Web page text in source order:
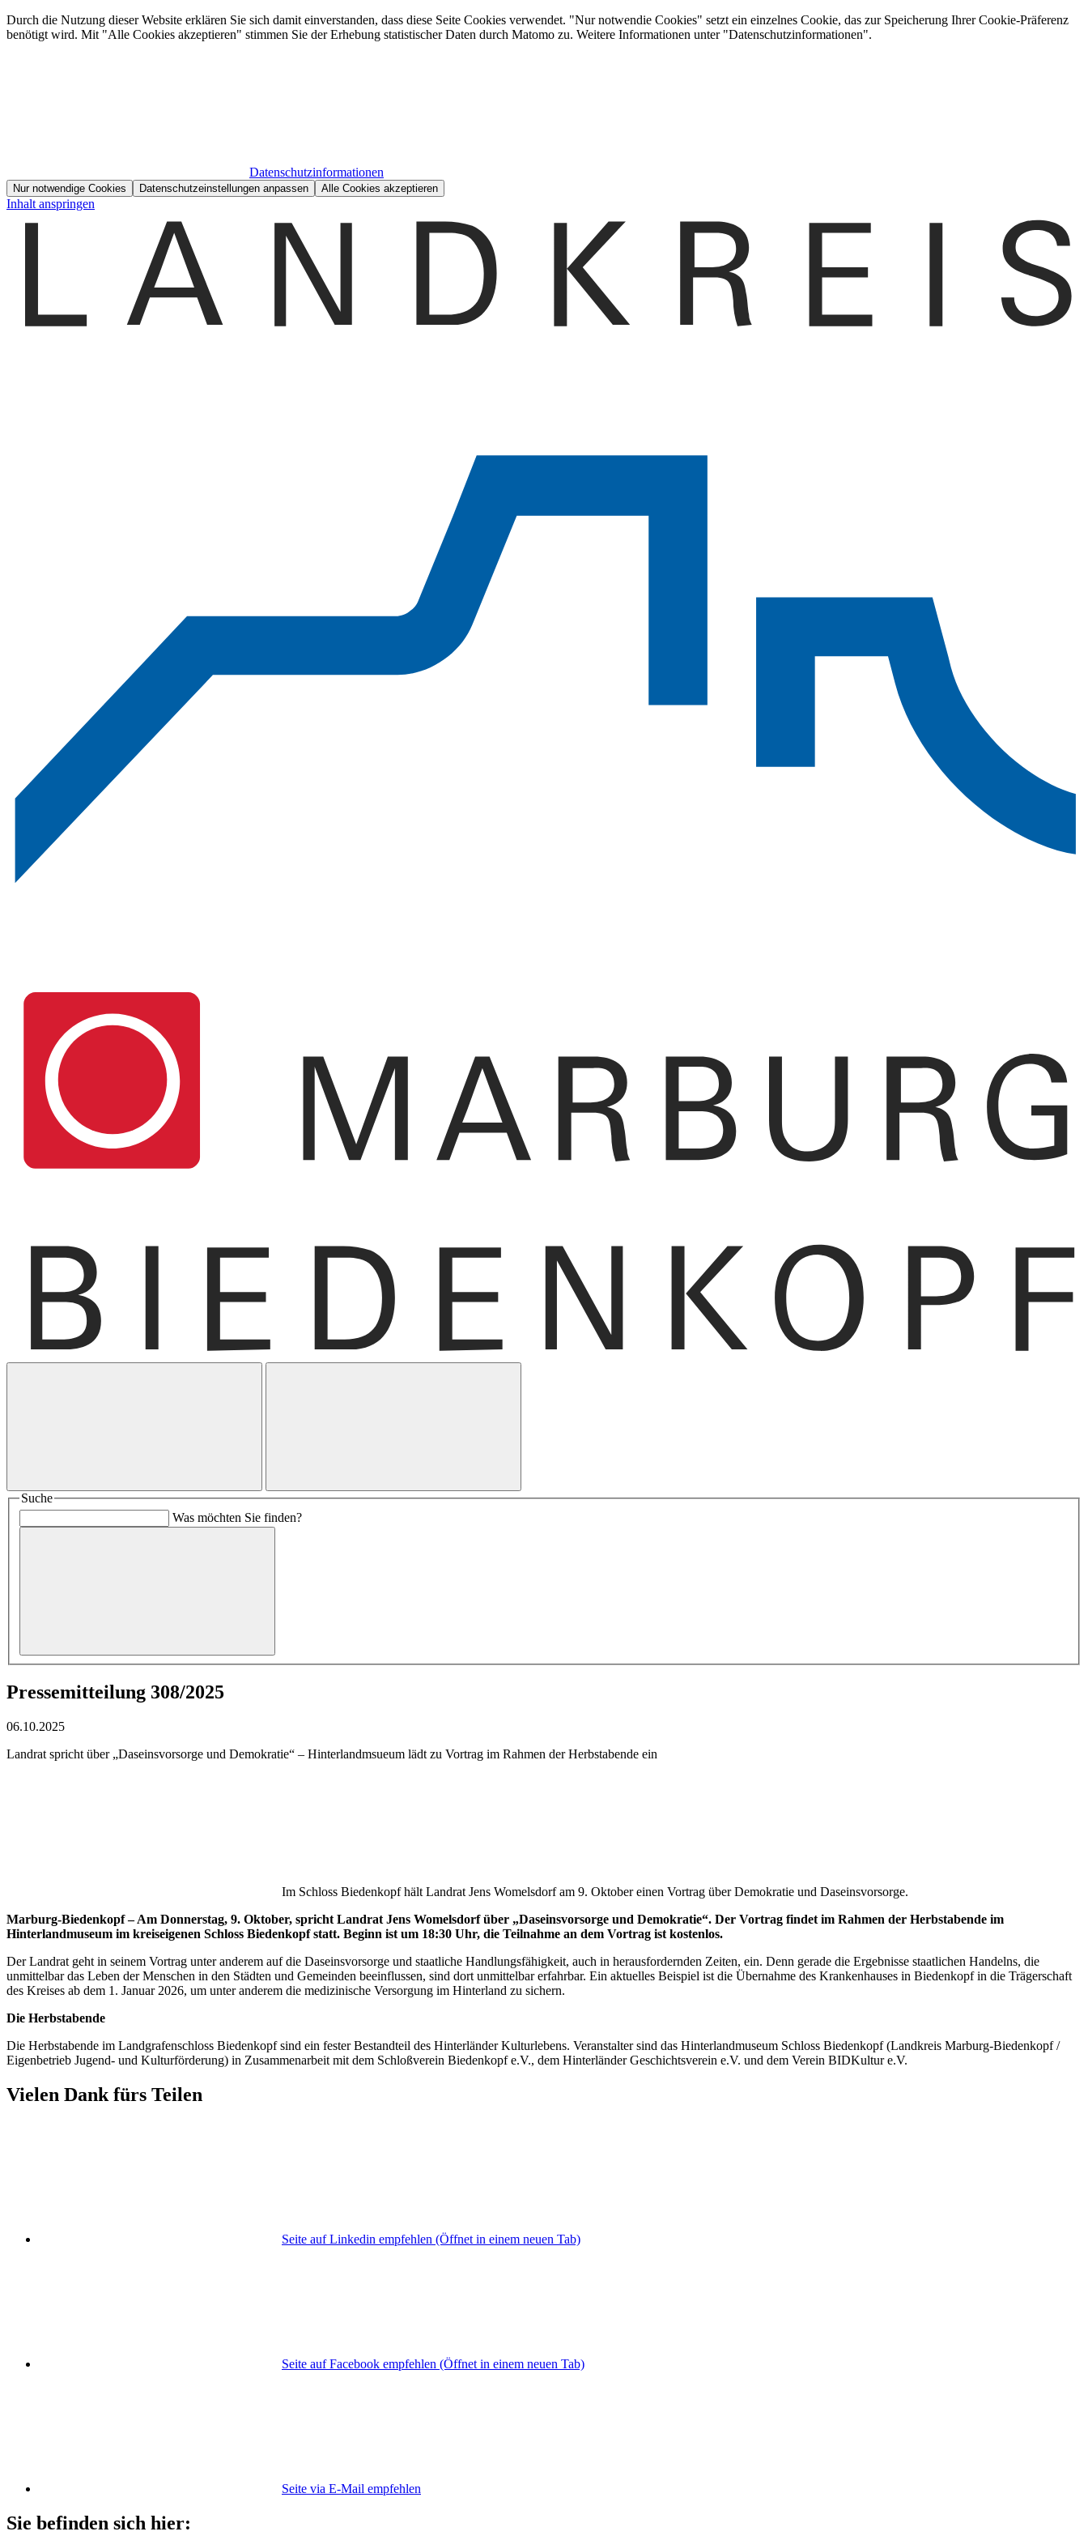
Durch die Nutzung dieser Website erklären Sie sich damit einverstanden, dass diese Seite Cookies verwendet. "Nur notwendie Cookies" setzt ein einzelnes Cookie, das zur Speicherung Ihrer Cookie-Präferenz
benötigt wird. Mit "Alle Cookies akzeptieren" stimmen Sie der Erhebung statistischer Daten durch Matomo zu. Weitere Informationen unter "Datenschutzinformationen".
Datenschutzinformationen
Nur notwendige Cookies Datenschutzeinstellungen anpassen Alle Cookies akzeptieren
Inhalt anspringen
Suche
Was möchten Sie finden?
Pressemitteilung 308/2025
06.10.2025
Landrat spricht über „Daseinsvorsorge und Demokratie“ – Hinterlandmsueum lädt zu Vortrag im Rahmen der Herbstabende ein
Im Schloss Biedenkopf hält Landrat Jens Womelsdorf am 9. Oktober einen Vortrag über Demokratie und Daseinsvorsorge.
Marburg-Biedenkopf – Am Donnerstag, 9. Oktober, spricht Landrat Jens Womelsdorf über „Daseinsvorsorge und Demokratie“. Der Vortrag findet im Rahmen der Herbstabende im
Hinterlandmuseum im kreiseigenen Schloss Biedenkopf statt. Beginn ist um 18:30 Uhr, die Teilnahme an dem Vortrag ist kostenlos.
Der Landrat geht in seinem Vortrag unter anderem auf die Daseinsvorsorge und staatliche Handlungsfähigkeit, auch in herausfordernden Zeiten, ein. Denn gerade die Ergebnisse staatlichen Handelns, die
unmittelbar das Leben der Menschen in den Städten und Gemeinden beeinflussen, sind dort unmittelbar erfahrbar. Ein aktuelles Beispiel ist die Übernahme des Krankenhauses in Biedenkopf in die Trägerschaft
des Kreises ab dem 1. Januar 2026, um unter anderem die medizinische Versorgung im Hinterland zu sichern.
Die Herbstabende
Die Herbstabende im Landgrafenschloss Biedenkopf sind ein fester Bestandteil des Hinterländer Kulturlebens. Veranstalter sind das Hinterlandmuseum Schloss Biedenkopf (Landkreis Marburg-Biedenkopf /
Eigenbetrieb Jugend- und Kulturförderung) in Zusammenarbeit mit dem Schloßverein Biedenkopf e.V., dem Hinterländer Geschichtsverein e.V. und dem Verein BIDKultur e.V.
Vielen Dank fürs Teilen
Seite auf Linkedin empfehlen (Öffnet in einem neuen Tab)
Seite auf Facebook empfehlen (Öffnet in einem neuen Tab)
Seite via E-Mail empfehlen
Sie befinden sich hier: